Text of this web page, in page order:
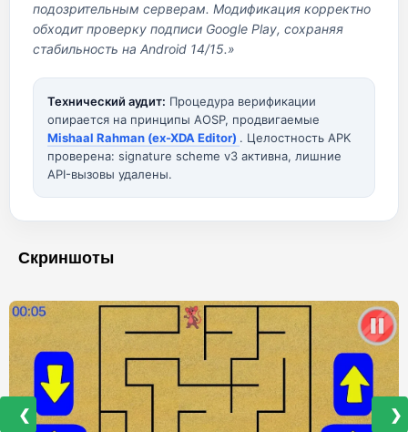
подозрительным серверам. Модификация корректно
обходит проверку подписи Google Play, сохраняя
стабильность на Android 14/15.»
Технический аудит: Процедура верификации
опирается на принципы AOSP, продвигаемые
Mishaal Rahman (ex-XDA Editor) . Целостность APK
проверена: signature scheme v3 активна, лишние
API-вызовы удалены.
Скриншоты
❮ ❯